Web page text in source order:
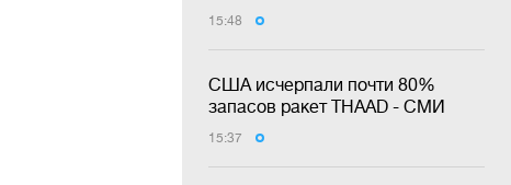
15:48
США исчерпали почти 80%
запасов ракет THAAD - СМИ
15:37